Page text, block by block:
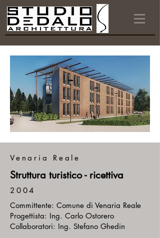
Venaria Reale
Struttura turistico - ricettiva
2004
Committente: Comune di Venaria Reale
Progettista: Ing. Carlo Ostorero
Collaboratori: Ing. Stefano Ghedin